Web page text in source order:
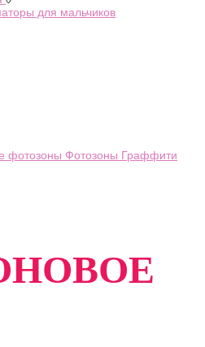
для мальчиков
фотозоны Фотозоны Граффити